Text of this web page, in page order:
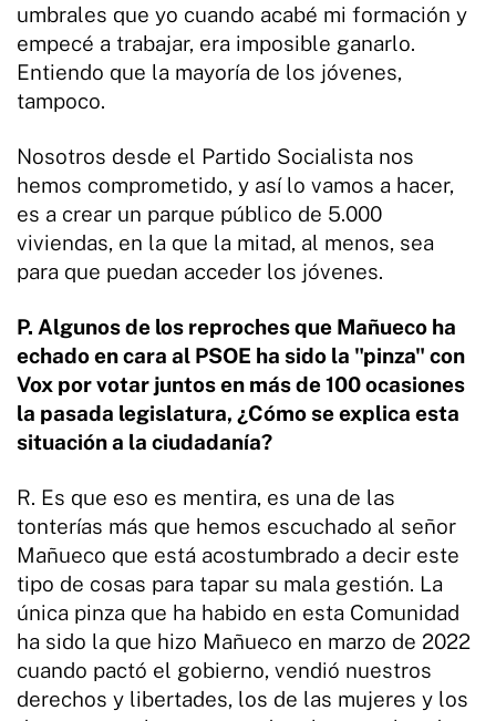
umbrales que yo cuando acabé mi formación y
empecé a trabajar, era imposible ganarlo.
Entiendo que la mayoría de los jóvenes,
tampoco.
Nosotros desde el Partido Socialista nos
hemos comprometido, y así lo vamos a hacer,
es a crear un parque público de 5.000
viviendas, en la que la mitad, al menos, sea
para que puedan acceder los jóvenes.
P. Algunos de los reproches que Mañueco ha
echado en cara al PSOE ha sido la "pinza" con
Vox por votar juntos en más de 100 ocasiones
la pasada legislatura, ¿Cómo se explica esta
situación a la ciudadanía?
R. Es que eso es mentira, es una de las
tonterías más que hemos escuchado al señor
Mañueco que está acostumbrado a decir este
tipo de cosas para tapar su mala gestión. La
única pinza que ha habido en esta Comunidad
ha sido la que hizo Mañueco en marzo de 2022
cuando pactó el gobierno, vendió nuestros
derechos y libertades, los de las mujeres y los